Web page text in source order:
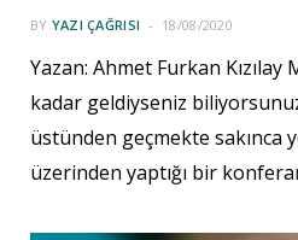
BY YAZI ÇAĞRISI 18/08/2020
Yazan: Ahmet Furkan Kızılay
kadar geldiyseniz
üstünden geçmekte sakınca
üzerinden yaptığı bir